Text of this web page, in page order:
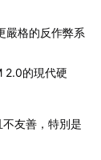
嚴格的反作弊系
2.0的現代硬
友善，特別是